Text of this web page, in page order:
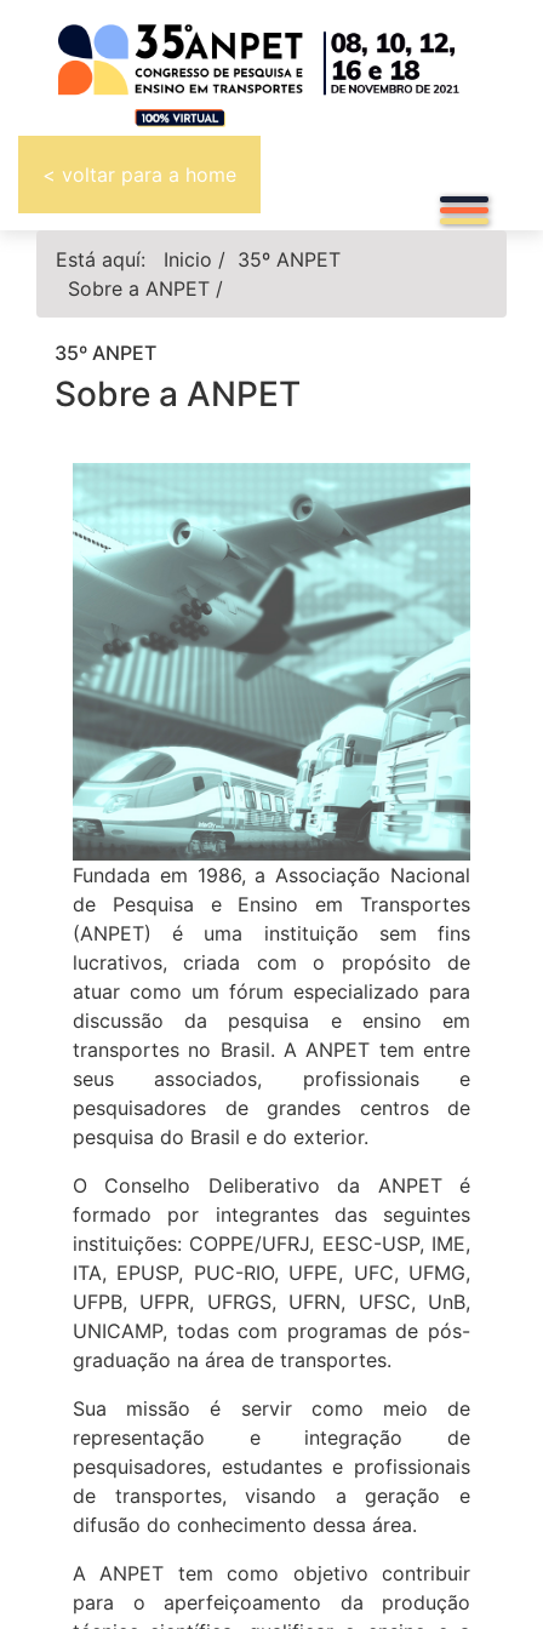
< voltar para a home
Está aquí: Inicio / 35º ANPET
Sobre a ANPET /
35º ANPET
Sobre a ANPET
Fundada em 1986, a Associação Nacional
de Pesquisa e Ensino em Transportes
(ANPET) é uma instituição sem fins
lucrativos, criada com o propósito de
atuar como um fórum especializado para
discussão da pesquisa e ensino em
transportes no Brasil. A ANPET tem entre
seus associados, profissionais e
pesquisadores de grandes centros de
pesquisa do Brasil e do exterior.
O Conselho Deliberativo da ANPET é
formado por integrantes das seguintes
instituições: COPPE/UFRJ, EESC-USP, IME,
ITA, EPUSP, PUC-RIO, UFPE, UFC, UFMG,
UFPB, UFPR, UFRGS, UFRN, UFSC, UnB,
UNICAMP, todas com programas de pós-
graduação na área de transportes.
Sua missão é servir como meio de
representação e integração de
pesquisadores, estudantes e profissionais
de transportes, visando a geração e
difusão do conhecimento dessa área.
A ANPET tem como objetivo contribuir
para o aperfeiçoamento da produção